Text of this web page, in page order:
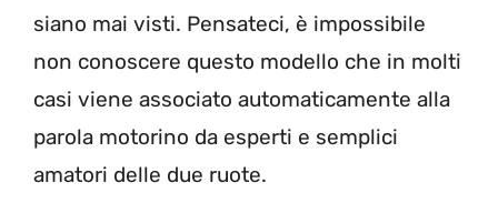
siano mai visti. Pensateci, è impossibile
non conoscere questo modello che in molti
casi viene associato automaticamente alla
parola motorino da esperti e semplici
amatori delle due ruote.